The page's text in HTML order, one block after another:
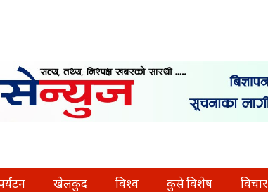
खेलकुद विश्व कुसे विशेष विचार